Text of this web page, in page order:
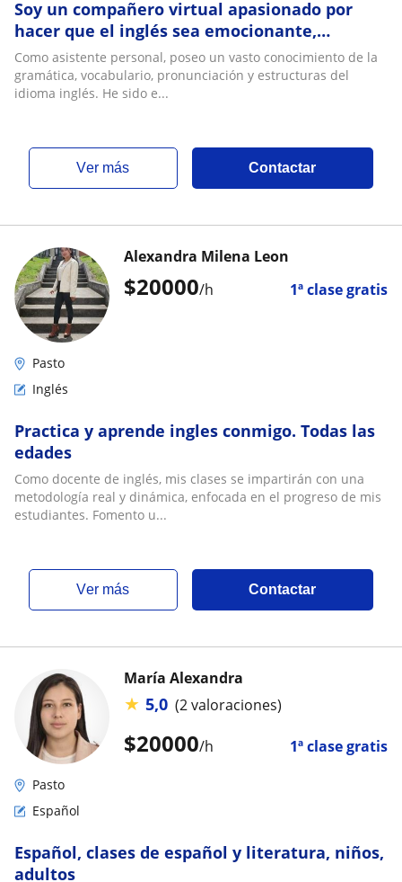
Soy un compañero virtual apasionado por
hacer que el inglés sea emocionante,
personalizado y accesible para todos
Como asistente personal, poseo un vasto conocimiento de la
gramática, vocabulario, pronunciación y estructuras del
idioma inglés. He sido e...
ver más Contactar
$20000/h 1ª clase gratis
Alexandra Milena Leon
Pasto
Inglés
Practica y aprende ingles conmigo. Todas las
edades
Como docente de inglés, mis clases se impartirán con una
metodología real y dinámica, enfocada en el progreso de mis
estudiantes. Fomento u...
ver más Contactar
$20000/h 1ª clase gratis
María Alexandra
★ 5,0 (2 valoraciones)
Pasto
Español
Español, clases de español y literatura, niños,
adultos